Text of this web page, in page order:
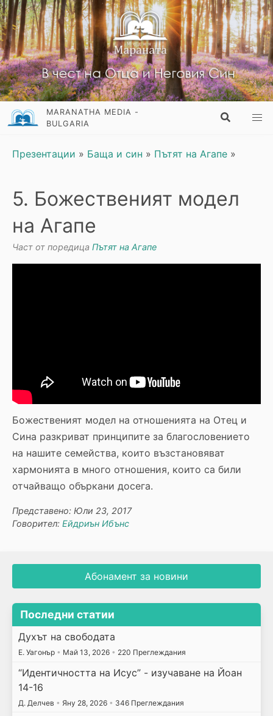
MARANATHA MEDIA -
BULGARIA
Презентации » Баща и син » Пътят на Агапе »
5. Божественият модел
на Агапе
Част от поредица Пътят на Агапе
Божественият модел на отношенията на Отец и
Сина разкриват принципите за благословението
на нашите семейства, които възстановяват
хармонията в много отношения, които са били
отчайващо объркани досега.
Представено: Юли 23, 2017
Говорител: Ейдриън Ибънс
Абонамент за новини
Последни статии
Духът на свободата
E. Уагонър • Май 13, 2026 • 220 Преглеждания
“Идентичността на Исус” - изучаване на Йоан
14-16
Д. Делчев • Яну 28, 2026 • 346 Преглеждания